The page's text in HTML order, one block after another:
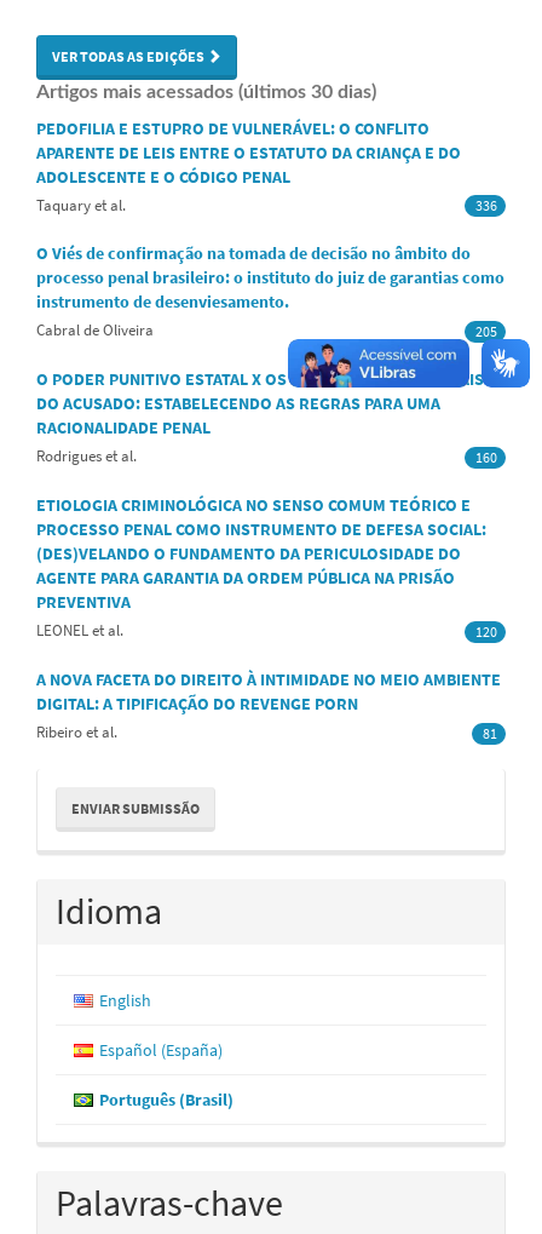
VER TODAS AS EDIÇÕES
Artigos mais acessados (últimos 30 dias)
PEDOFILIA E ESTUPRO DE VULNERÁVEL: O CONFLITO
APARENTE DE LEIS ENTRE O ESTATUTO DA CRIANÇA E DO
ADOLESCENTE E O CÓDIGO PENAL
Taquary et al. 336
O Viés de confirmação na tomada de decisão no âmbito do
processo penal brasileiro: o instituto do juiz de garantias como
instrumento de desenviesamento.
Cabral de Oliveira 205
O PODER PUNITIVO ESTATAL X OS DIREITOS FUNDAMENTAIS
DO ACUSADO: ESTABELECENDO AS REGRAS PARA UMA
RACIONALIDADE PENAL
Rodrigues et al. 160
ETIOLOGIA CRIMINOLÓGICA NO SENSO COMUM TEÓRICO E
PROCESSO PENAL COMO INSTRUMENTO DE DEFESA SOCIAL:
(DES)VELANDO O FUNDAMENTO DA PERICULOSIDADE DO
AGENTE PARA GARANTIA DA ORDEM PÚBLICA NA PRISÃO
PREVENTIVA
LEONEL et al. 120
A NOVA FACETA DO DIREITO À INTIMIDADE NO MEIO AMBIENTE
DIGITAL: A TIPIFICAÇÃO DO REVENGE PORN
Ribeiro et al. 81
Enviar
Submissão
ENVIAR SUBMISSÃO
Idioma
English
Español (España)
Português (Brasil)
Palavras-chave